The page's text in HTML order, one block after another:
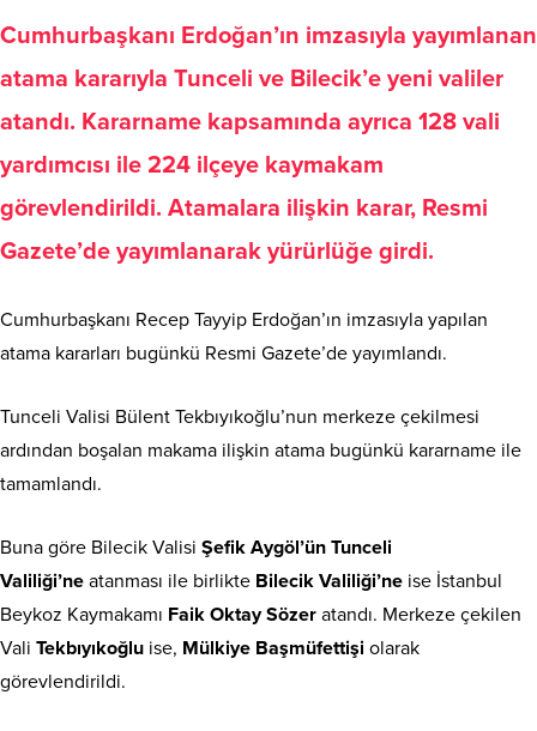
Cumhurbaşkanı Erdoğan’ın imzasıyla yayımlanan
atama kararıyla Tunceli ve Bilecik’e yeni valiler
atandı. Kararname kapsamında ayrıca 128 vali
yardımcısı ile 224 ilçeye kaymakam
görevlendirildi. Atamalara ilişkin karar, Resmi
Gazete’de yayımlanarak yürürlüğe girdi.
Cumhurbaşkanı Recep Tayyip Erdoğan’ın imzasıyla yapılan
atama kararları bugünkü Resmi Gazete’de yayımlandı.
Tunceli Valisi Bülent Tekbıyıkoğlu’nun merkeze çekilmesi
ardından boşalan makama ilişkin atama bugünkü kararname ile
tamamlandı.
Buna göre Bilecik Valisi Şefik Aygöl’ün Tunceli
Valiliği’ne atanması ile birlikte Bilecik Valiliği’ne ise İstanbul
Beykoz Kaymakamı Faik Oktay Sözer atandı. Merkeze çekilen
Vali Tekbıyıkoğlu ise, Mülkiye Başmüfettişi olarak
görevlendirildi.